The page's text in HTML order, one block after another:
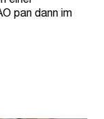
pan dann im